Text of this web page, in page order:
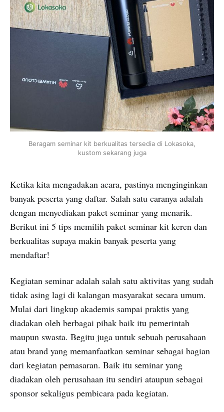
Beragam seminar kit berkualitas tersedia di Lokasoka,
kustom sekarang juga
Ketika kita mengadakan acara, pastinya menginginkan
banyak peserta yang daftar. Salah satu caranya adalah
dengan menyediakan paket seminar yang menarik.
Berikut ini 5 tips memilih paket seminar kit keren dan
berkualitas supaya makin banyak peserta yang
mendaftar!
Kegiatan seminar adalah salah satu aktivitas yang sudah
tidak asing lagi di kalangan masyarakat secara umum.
Mulai dari lingkup akademis sampai praktis yang
diadakan oleh berbagai pihak baik itu pemerintah
maupun swasta. Begitu juga untuk sebuah perusahaan
atau brand yang memanfaatkan seminar sebagai bagian
dari kegiatan pemasaran. Baik itu seminar yang
diadakan oleh perusahaan itu sendiri ataupun sebagai
sponsor sekaligus pembicara pada kegiatan.